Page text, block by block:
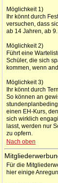
Möglichkeit 1)
Ihr könnt durch
versuchen, dass
ab 14 Jahren, ab
Möglichkeit 2)
Führt eine
Schüler, die sich
kommen, wenn
Möglichkeit 3)
Ihr könnt durch
So können an
einen EH-Kurs,
sich wirklich
lasst, werden nur
zu opfern.
Nach oben
Für die
hier einige